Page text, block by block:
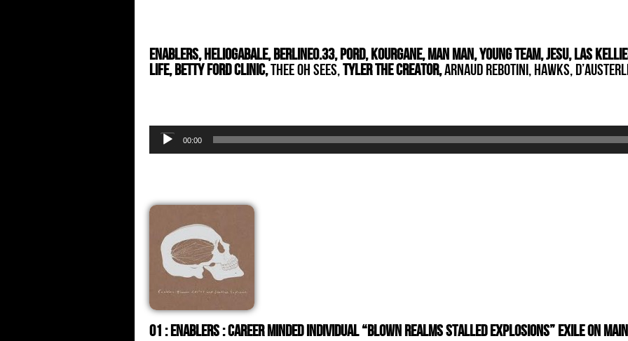
Enablers, Heliogabale, Berline0.33, Pord, Kourgane, Man Man, Young Team, Jesu,Las
Life, Betty Ford Clinic,Thee Oh Sees,Tyler The Creator,Arnaud Rebotini, Hawks,
Audio
Player00:00
01 : Enablers : career minded individual “Blown Realms Stalled Explosions” Exile on